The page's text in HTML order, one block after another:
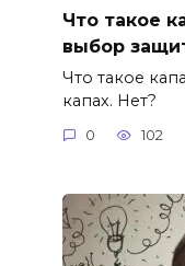
Что такое
выбор
Что такое
капах. Нет?
0 102